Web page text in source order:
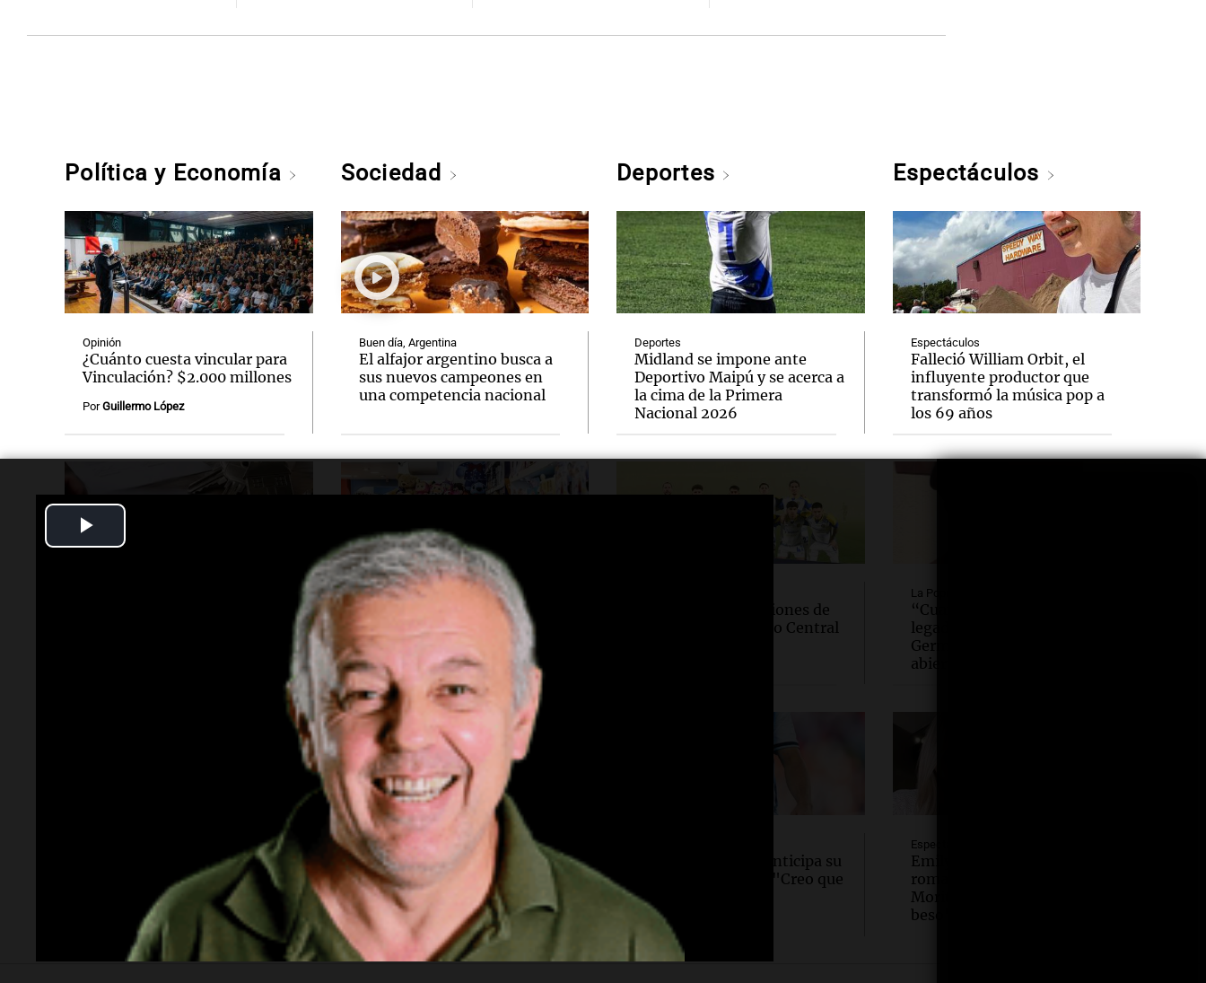
Política y Economía
Opinión
¿Cuánto cuesta vincular para
Vinculación? $2.000 millones
PorGuillermo López
Los gustos caros del ministro
Sergio Suppo
Sociedad
Buen día, Argentina
El alfajor argentino busca a
sus nuevos campeones en
una competencia nacional
Buen día, Argentina
transformación: crece la
venta online y cae el
movimiento en los locales
Sociedad
Rechazaron el pedido de
Facundo Moyano para
levantar la perimetral sobre
Candela Arizaga
Deportes
Deportes
Midland se impone ante
Deportivo Maipú y se acerca a
la cima de la Primera
Nacional 2026
Boletín de Calificaciones de
la victoria de Rosario Central
Nicolás Tagliafico anticipa su
retiro del Mundial: "Creo que
este fue mi último"
Espectáculos
Espectáculos
Falleció William Orbit, el
influyente productor que
transformó la música pop a
los 69 años
La Popu
“Cuando uno recibe un
legado, la gente te prejuzga”:
Germain habló a corazón
abierto
Espectáculos
Emily Ceco desmiente
romance con Roberto García
Moritán: "No hubo primer
beso"